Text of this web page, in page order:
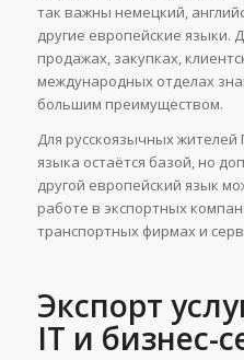
так важны немецкий,
другие европейские языки.
продажах, закупках,
международных отделах
большим преимуществом.
Для русскоязычных
языка остаётся базой, но
другой европейский язык
работе в экспортных
транспортных фирмах и
Экспорт
IT и бизнес-